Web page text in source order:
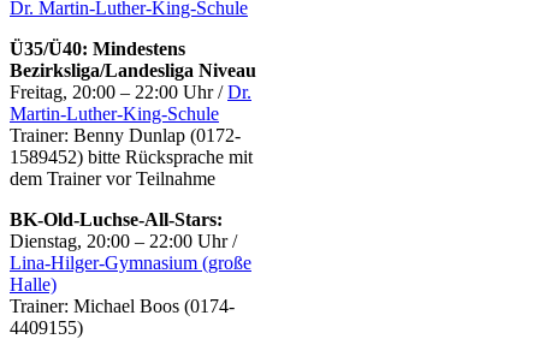
Dr. Martin-Luther-King-Schule
Ü35/Ü40: Mindestens
Bezirksliga/Landesliga Niveau
Freitag, 20:00 – 22:00 Uhr /Dr.
Martin-Luther-King-Schule
Trainer: Benny Dunlap (0172-
1589452) bitte Rücksprache mit
dem Trainer vor Teilnahme
BK-Old-Luchse-All-Stars:
Dienstag, 20:00 – 22:00 Uhr /
Lina-Hilger-Gymnasium (große
Halle)
Trainer: Michael Boos (0174-
4409155)